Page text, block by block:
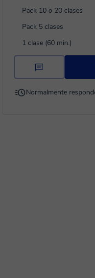
Pack 10 o 20 clases
Pack 5 clases
1 clase (60 min.)
Normalmente